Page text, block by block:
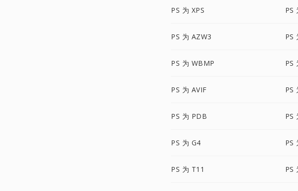
PS 为 XPS PS
PS 为 AZW3 PS
PS 为 WBMP PS
PS 为 AVIF PS
PS 为 PDB PS
PS 为 G4 PS
PS 为 T11 PS